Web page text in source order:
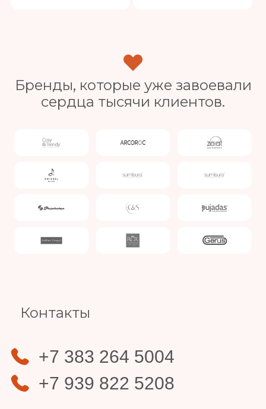
Бренды, которые уже завоевали
сердца тысячи клиентов.
Контакты
+7 383 264 5004
+7 939 822 5208